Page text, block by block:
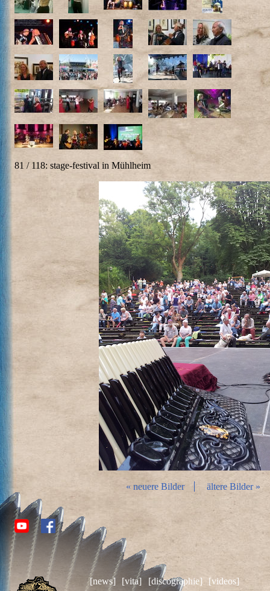
81 / 118: stage-festival in Mühlheim
« neuere Bilder ältere Bilder »
[news] [vita] [discographie]
[videos]